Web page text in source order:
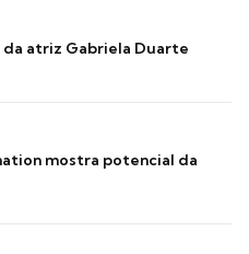
da atriz Gabriela Duarte
mostra potencial da